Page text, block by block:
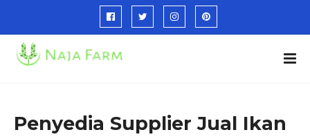
Penyedia Supplier Jual Ikan